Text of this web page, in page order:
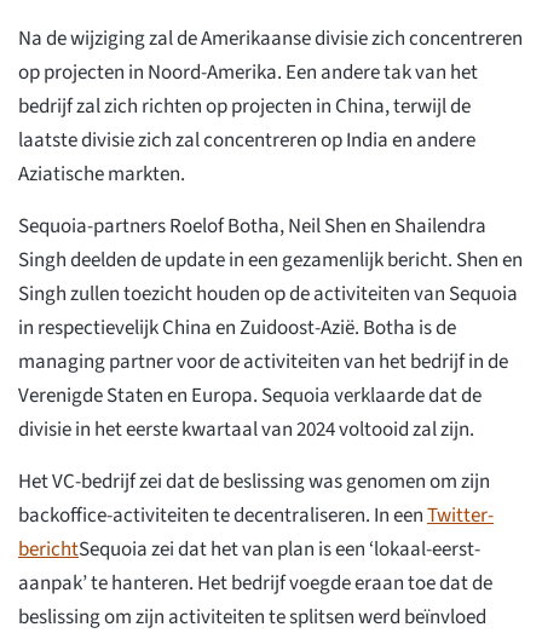
Na de wijziging zal de Amerikaanse divisie zich concentreren
op projecten in Noord-Amerika. Een andere tak van het
bedrijf zal zich richten op projecten in China, terwijl de
laatste divisie zich zal concentreren op India en andere
Aziatische markten.
Sequoia-partners Roelof Botha, Neil Shen en Shailendra
Singh deelden de update in een gezamenlijk bericht. Shen en
Singh zullen toezicht houden op de activiteiten van Sequoia
in respectievelijk China en Zuidoost-Azië. Botha is de
managing partner voor de activiteiten van het bedrijf in de
Verenigde Staten en Europa. Sequoia verklaarde dat de
divisie in het eerste kwartaal van 2024 voltooid zal zijn.
Het VC-bedrijf zei dat de beslissing was genomen om zijn
backoffice-activiteiten te decentraliseren. In eenTwitter-
berichtSequoia zei dat het van plan is een ‘lokaal-eerst-
aanpak’ te hanteren. Het bedrijf voegde eraan toe dat de
beslissing om zijn activiteiten te splitsen werd beïnvloed